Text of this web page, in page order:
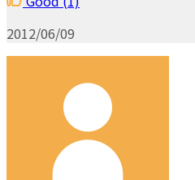
2012/06/09